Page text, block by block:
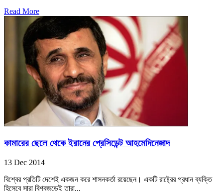
Read More
কামারের ছেলে থেকে ইরানের প্রেসিডেন্ট আহমেদিনেজাদ
13 Dec 2014
বিশ্বের প্রতিটি দেশেই একজন করে শাসনকর্তা রয়েছেন। একটি রাষ্ট্রের প্রধান ব্যক্তি
হিসেবে সারা বিশ্বজুড়েই তারা...